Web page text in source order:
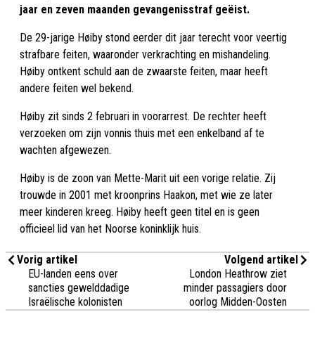
jaar en zeven maanden gevangenisstraf geëist.
De 29-jarige Høiby stond eerder dit jaar terecht voor veertig
strafbare feiten, waaronder verkrachting en mishandeling.
Høiby ontkent schuld aan de zwaarste feiten, maar heeft
andere feiten wel bekend.
Høiby zit sinds 2 februari in voorarrest. De rechter heeft
verzoeken om zijn vonnis thuis met een enkelband af te
wachten afgewezen.
Høiby is de zoon van Mette-Marit uit een vorige relatie. Zij
trouwde in 2001 met kroonprins Haakon, met wie ze later
meer kinderen kreeg. Høiby heeft geen titel en is geen
officieel lid van het Noorse koninklijk huis.
Vorig artikel
EU-landen eens over
sancties gewelddadige
Israëlische kolonisten
Volgend artikel
London Heathrow ziet
minder passagiers door
oorlog Midden-Oosten